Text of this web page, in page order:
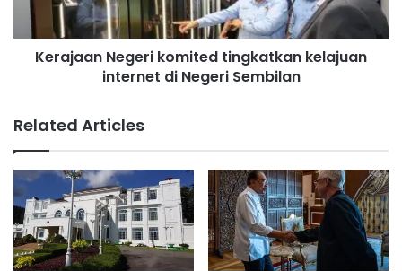
m
a
s
u
m
b
a
n
N
i
k
o
m
i
t
e
d
Kerajaan Negeri komited tingkatkan kelajuan
internet di Negeri Sembilan
Related Articles